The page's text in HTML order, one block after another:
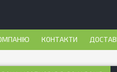
КОНТАКТИ